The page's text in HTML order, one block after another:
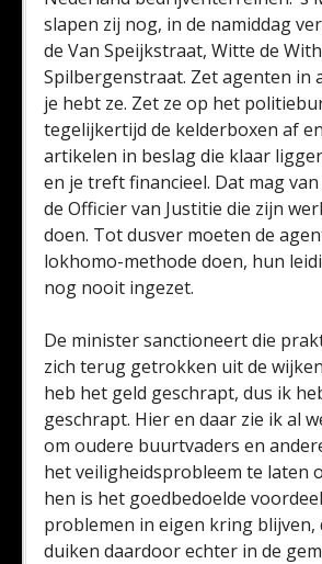
slapen zij nog, in de namiddag
de Van Speijkstraat, Witte de
Spilbergenstraat. Zet agenten in
je hebt ze. Zet ze op het
tegelijkertijd de kelderboxen af
artikelen in beslag die klaar
en je treft financieel. Dat mag
de Officier van Justitie die zijn
doen. Tot dusver moeten de
lokhomo-methode doen, hun
nog nooit ingezet.
De minister sanctioneert die
zich terug getrokken uit de
heb het geld geschrapt, dus ik
geschrapt. Hier en daar zie ik al
om oudere buurtvaders en
het veiligheidsprobleem te laten
hen is het goedbedoelde
problemen in eigen kring blijven,
duiken daardoor echter in de